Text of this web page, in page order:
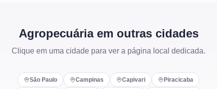
Agropecuária em outras cidades
Clique em uma cidade para ver a página local dedicada.
São Paulo Campinas Capivari Piracicaba